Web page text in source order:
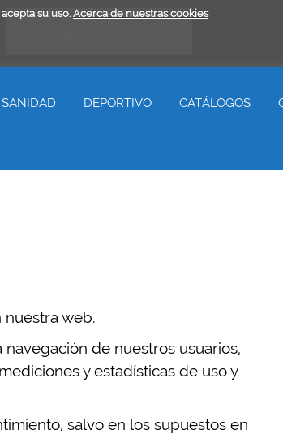
su uso. Acerca de nuestras cookies
SANIDAD DEPORTIVO CATÁLOGOS
web.
de nuestros usuarios,
y estadísticas de uso y
salvo en los supuestos en